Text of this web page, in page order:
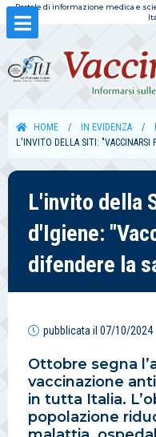
Portale di informazione medica e
HOME IN EVIDENZA
L'INVITO DELLA SITI: "VACCINARSI
L'invito della
d'Igiene:
difendere la
pubblicata il 07/10/2024
Ottobre segna
vaccinazione
in tutta Italia.
popolazione